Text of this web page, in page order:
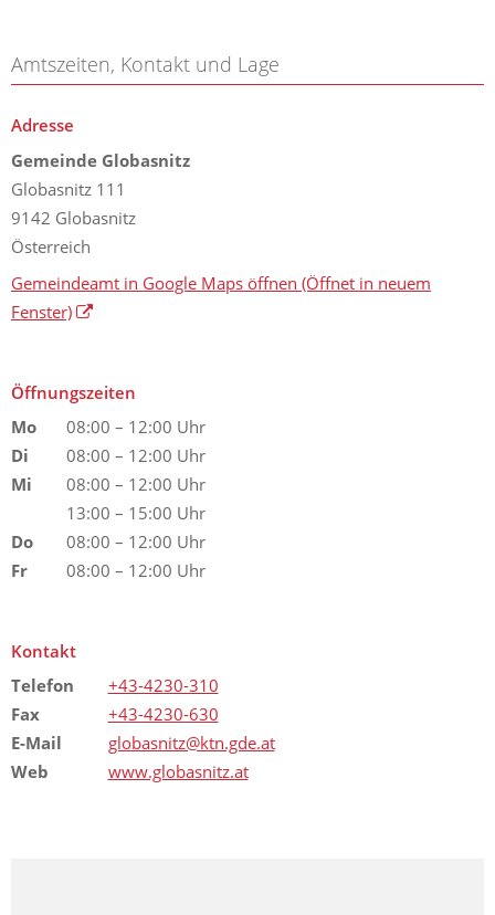
Amtszeiten, Kontakt und Lage
Adresse
Gemeinde Globasnitz
Globasnitz 111
9142 Globasnitz
Österreich
Gemeindeamt in Google Maps öffnen (Öffnet in neuem
Fenster)
Öffnungszeiten
Mo
08:00 – 12:00 Uhr
Di
08:00 – 12:00 Uhr
Mi
08:00 – 12:00 Uhr
13:00 – 15:00 Uhr
Do
08:00 – 12:00 Uhr
Fr
08:00 – 12:00 Uhr
Kontakt
Telefon
+43-4230-310
Fax
+43-4230-630
E-Mail
globasnitz@ktn.gde.at
Web
www.globasnitz.at